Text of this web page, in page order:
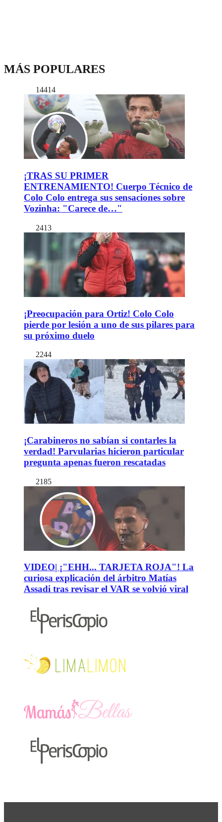
MÁS POPULARES
14414
¡TRAS SU PRIMER
ENTRENAMIENTO! Cuerpo Técnico de
Colo Colo entrega sus sensaciones sobre
Vozinha: "Carece de…"
2413
¡Preocupación para Ortiz! Colo Colo
pierde por lesión a uno de sus pilares para
su próximo duelo
2244
¡Carabineros no sabían si contarles la
verdad! Parvularias hicieron particular
pregunta apenas fueron rescatadas
2185
VIDEO| ¡"EHH... TARJETA ROJA"! La
curiosa explicación del árbitro Matías
Assadi tras revisar el VAR se volvió viral